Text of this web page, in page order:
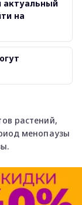
растений,
менопаузы
актуальный
на